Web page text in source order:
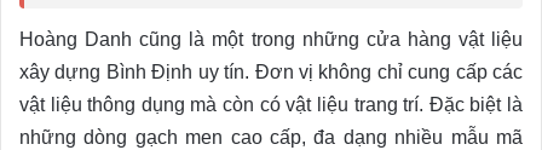
Hoàng Danh cũng là một trong những cửa hàng vật liệu
xây dựng Bình Định uy tín. Đơn vị không chỉ cung cấp các
vật liệu thông dụng mà còn có vật liệu trang trí. Đặc biệt là
những dòng gạch men cao cấp, đa dạng nhiều mẫu mã